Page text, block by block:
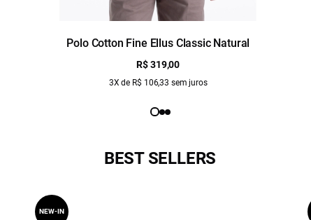
Polo Cotton Fine Ellus Classic Natural
R$ 319,00
3X de R$ 106,33 sem juros
BEST SELLERS
NEW-IN